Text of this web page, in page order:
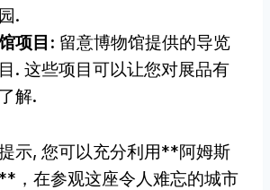
.
项目: 留意博物馆提供的导览
. 这些项目可以让您对展品有
解.
示, 您可以充分利用**阿姆斯
，在参观这座令人难忘的城市